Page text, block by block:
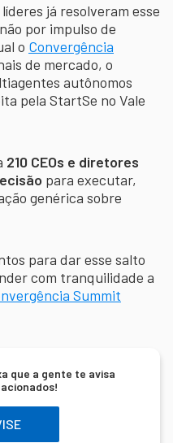
já resolveram esse
por impulso de
o Convergência
de mercado, o
autônomos
pela StartSe no Vale
210 CEOs e diretores
para executar,
genérica sobre
para dar esse salto
com tranquilidade a
Summit
que a gente te avisa